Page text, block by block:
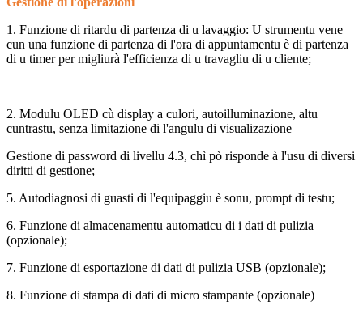
1. Funzione di ritardu di partenza di u lavaggio: U strumentu vene
cun una funzione di partenza di l'ora di appuntamentu è di partenza
di u timer per migliurà l'efficienza di u travagliu di u cliente;
2. Modulu OLED cù display a culori, autoilluminazione, altu
cuntrastu, senza limitazione di l'angulu di visualizazione
Gestione di password di livellu 4.3, chì pò risponde à l'usu di diversi
diritti di gestione;
5. Autodiagnosi di guasti di l'equipaggiu è sonu, prompt di testu;
6. Funzione di almacenamentu automaticu di i dati di pulizia
(opzionale);
7. Funzione di esportazione di dati di pulizia USB (opzionale);
8. Funzione di stampa di dati di micro stampante (opzionale)